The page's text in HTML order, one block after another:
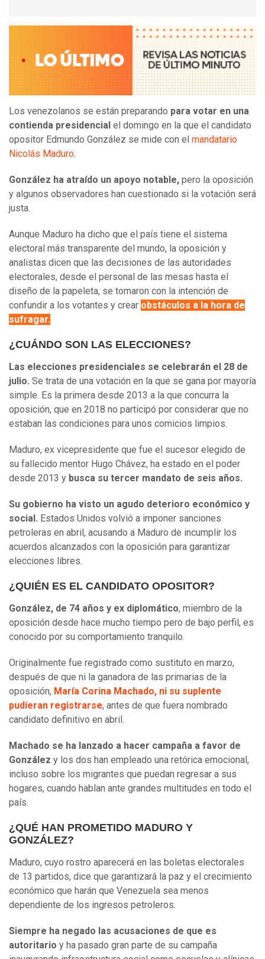
Los venezolanos se están preparando para votar en una
contienda presidencial el domingo en la que el candidato
opositor Edmundo González se mide con el mandatario
Nicolás Maduro.
González ha atraído un apoyo notable, pero la oposición
y algunos observadores han cuestionado si la votación será
justa.
Aunque Maduro ha dicho que el país tiene el sistema
electoral más transparente del mundo, la oposición y
analistas dicen que las decisiones de las autoridades
electorales, desde el personal de las mesas hasta el
diseño de la papeleta, se tomaron con la intención de
confundir a los votantes y crear obstáculos a la hora de
sufragar.
¿CUÁNDO SON LAS ELECCIONES?
Las elecciones presidenciales se celebrarán el 28 de
julio. Se trata de una votación en la que se gana por mayoría
simple. Es la primera desde 2013 a la que concurra la
oposición, que en 2018 no participó por considerar que no
estaban las condiciones para unos comicios limpios.
Maduro, ex vicepresidente que fue el sucesor elegido de
su fallecido mentor Hugo Chávez, ha estado en el poder
desde 2013 y busca su tercer mandato de seis años.
Su gobierno ha visto un agudo deterioro económico y
social. Estados Unidos volvió a imponer sanciones
petroleras en abril, acusando a Maduro de incumplir los
acuerdos alcanzados con la oposición para garantizar
elecciones libres.
¿QUIÉN ES EL CANDIDATO OPOSITOR?
González, de 74 años y ex diplomático, miembro de la
oposición desde hace mucho tiempo pero de bajo perfil, es
conocido por su comportamiento tranquilo.
Originalmente fue registrado como sustituto en marzo,
después de que ni la ganadora de las primarias de la
oposición, María Corina Machado, ni su suplente
pudieran registrarse, antes de que fuera nombrado
candidato definitivo en abril.
Machado se ha lanzado a hacer campaña a favor de
González y los dos han empleado una retórica emocional,
incluso sobre los migrantes que puedan regresar a sus
hogares, cuando hablan ante grandes multitudes en todo el
país.
¿QUÉ HAN PROMETIDO MADURO Y
GONZÁLEZ?
Maduro, cuyo rostro aparecerá en las boletas electorales
de 13 partidos, dice que garantizará la paz y el crecimiento
económico que harán que Venezuela sea menos
dependiente de los ingresos petroleros.
Siempre ha negado las acusaciones de que es
autoritario y ha pasado gran parte de su campaña